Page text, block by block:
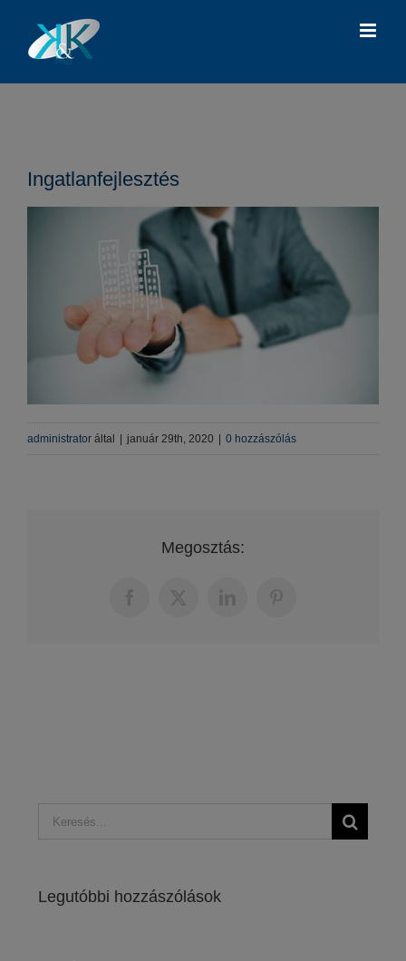
Ingatlanfejlesztés
administrator által | január 29th, 2020 | 0 hozzászólás
Megosztás:
Keresés...
Legutóbbi hozzászólások